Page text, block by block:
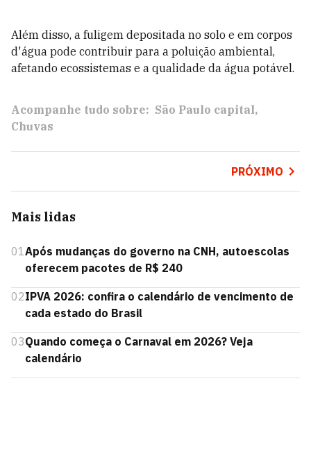
Além disso, a fuligem depositada no solo e em corpos
d'água pode contribuir para a poluição ambiental,
afetando ecossistemas e a qualidade da água potável.
Acompanhe tudo sobre: São Paulo capital
Chuvas
PRÓXIMO
Mais lidas
01Após mudanças do governo na CNH, autoescolas
oferecem pacotes de R$ 240
02IPVA 2026: confira o calendário de vencimento de
cada estado do Brasil
03Quando começa o Carnaval em 2026? Veja
calendário